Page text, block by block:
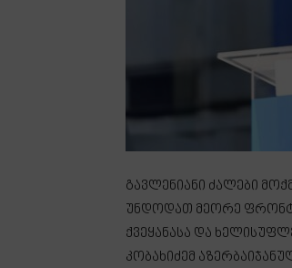
გავლენიანი ძალები
უნდოდათ მეორე
ქვეყანასა და
კობახიძემ